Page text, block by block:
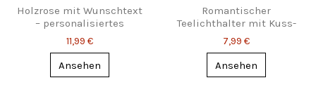
Holzrose mit Wunschtext
– personalisiertes
Deko‑Geschenk
11,99 €
Ansehen
Romantischer
Teelichthalter mit Kuss-
Silhouette – Paar
7,99 €
Ansehen